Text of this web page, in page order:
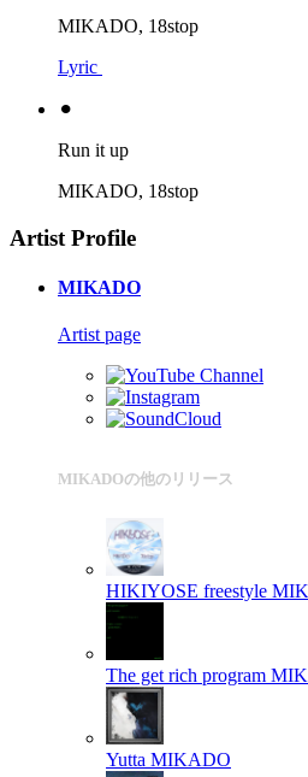
MIKADO, 18stop
Lyric
⚫︎
Run it up
MIKADO, 18stop
Artist Profile
MIKADO
Artist page
MIKADOの他のリリース
HIKIYOSE freestyle
The get rich program
Yutta MIKADO